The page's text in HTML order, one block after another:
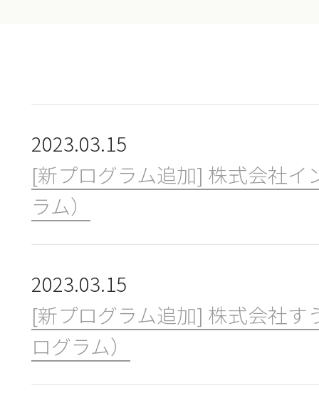
コンソーシアムについて
使い方
ニュース＆トピックス
2023.03.15
[新プログラム追加] 株式会社イ
ラム）
2023.03.15
[新プログラム追加] 株式会社す
ログラム）